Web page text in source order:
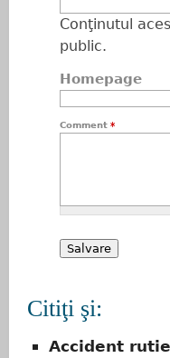
Conţinutul
public.
Homepage
Comment *
Citiţi şi:
Accident